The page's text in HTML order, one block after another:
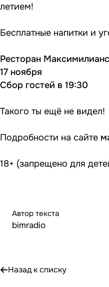
летием!
Бесплатные напитки и
Ресторан Максимилианс
17 ноября
Сбор гостей в 19:30
Такого ты ещё не видел!
Подробности на сайте
18+ (запрещено для
Автор текста
bimradio
Назад к списку